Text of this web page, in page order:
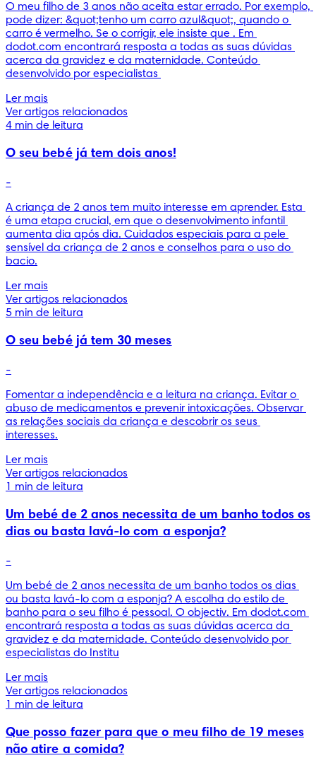
O meu filho de 3 anos não aceita estar errado. Por exemplo,
pode dizer: &quot;tenho um carro azul&quot;, quando o
carro é vermelho. Se o corrigir, ele insiste que . Em
dodot.com encontrará resposta a todas as suas dúvidas
acerca da gravidez e da maternidade. Conteúdo
desenvolvido por especialistas
Ler mais
Ver artigos relacionados
4 min de leitura
O seu bebé já tem dois anos!
-
A criança de 2 anos tem muito interesse em aprender. Esta
é uma etapa crucial, em que o desenvolvimento infantil
aumenta dia após dia. Cuidados especiais para a pele
sensível da criança de 2 anos e conselhos para o uso do
bacio.
Ler mais
Ver artigos relacionados
5 min de leitura
O seu bebé já tem 30 meses
-
Fomentar a independência e a leitura na criança. Evitar o
abuso de medicamentos e prevenir intoxicações. Observar
as relações sociais da criança e descobrir os seus
interesses.
Ler mais
Ver artigos relacionados
1 min de leitura
Um bebé de 2 anos necessita de um banho todos os
dias ou basta lavá-lo com a esponja?
-
Um bebé de 2 anos necessita de um banho todos os dias
ou basta lavá-lo com a esponja? A escolha do estilo de
banho para o seu filho é pessoal. O objectiv. Em dodot.com
encontrará resposta a todas as suas dúvidas acerca da
gravidez e da maternidade. Conteúdo desenvolvido por
especialistas do Institu
Ler mais
Ver artigos relacionados
1 min de leitura
Que posso fazer para que o meu filho de 19 meses
não atire a comida?